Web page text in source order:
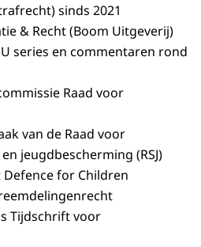
sinds 2021
& Recht (Boom Uitgeverij)
series en commentaren rond
Raad voor
van de Raad voor
jeugdbescherming (RSJ)
Defence for Children
Tijdschrift voor